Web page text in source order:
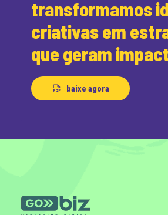
transformamos
criativas em
que geram
baixe agora